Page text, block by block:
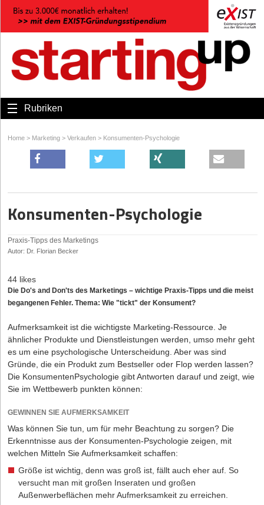
Rubriken
Home > Marketing > Verkaufen > Konsumenten-Psychologie
Konsumenten-Psychologie
Praxis-Tipps des Marketings
Autor: Dr. Florian Becker
44 likes
Die Do's and Don'ts des Marketings – wichtige Praxis-Tipps und die meist
begangenen Fehler. Thema: Wie "tickt" der Konsument?
Aufmerksamkeit ist die wichtigste Marketing-Ressource. Je
ähnlicher Produkte und Dienstleistungen werden, umso mehr geht
es um eine psychologische Unterscheidung. Aber was sind
Gründe, die ein Produkt zum Bestseller oder Flop werden lassen?
Die KonsumentenPsychologie gibt Antworten darauf und zeigt, wie
Sie im Wettbewerb punkten können:
GEWINNEN SIE AUFMERKSAMKEIT
Was können Sie tun, um für mehr Beachtung zu sorgen? Die
Erkenntnisse aus der Konsumenten-Psychologie zeigen, mit
welchen Mitteln Sie Aufmerksamkeit schaffen:
Größe ist wichtig, denn was groß ist, fällt auch eher auf. So
versucht man mit großen Inseraten und großen
Außenwerbeflächen mehr Aufmerksamkeit zu erreichen.